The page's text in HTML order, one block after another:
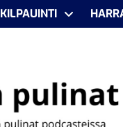
KILPAUINTI